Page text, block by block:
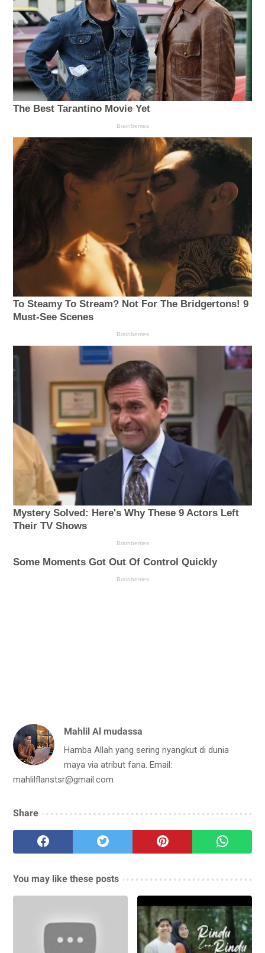
Mahlil Al mudassa
Hamba Allah yang sering nyangkut di dunia
maya via atribut fana. Email:
mahlilflanstsr@gmail.com
Share
You may like these posts